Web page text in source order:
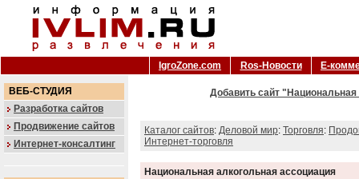
IgroZone.com Ros-Новости Е-
ВЕБ-СТУДИЯ
Разработка сайтов
Продвижение сайтов
Интернет-консалтинг
Добавить сайт
Каталог сайтов: Деловой мир: Торговля:
Интернет-торговля
Национальная алкогольная ассоциация